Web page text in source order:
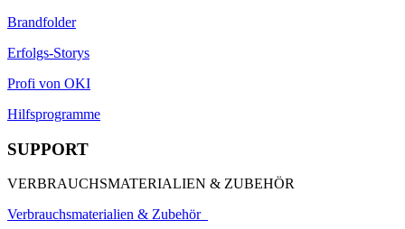
Brandfolder
Erfolgs-Storys
Profi von OKI
Hilfsprogramme
SUPPORT
VERBRAUCHSMATERIALIEN & ZUBEHÖR
Verbrauchsmaterialien & Zubehör